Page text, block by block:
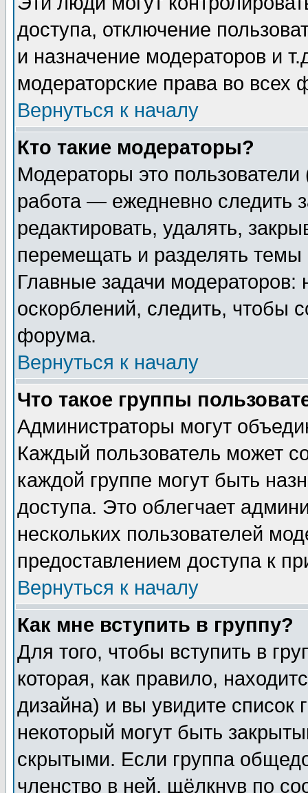
доступа, отключение
и назначение модераторов и
модераторские права во всех
Вернуться к началу
Кто такие модераторы?
Модераторы это
работа — ежедневно следить
редактировать, удалять,
перемещать и разделять
Главные задачи
оскорблений, следить, чтобы
форума.
Вернуться к началу
Что такое группы
Администраторы могут
Каждый пользователь может
каждой группе могут быть
доступа. Это облегчает
нескольких пользователей
предоставлением доступа к
Вернуться к началу
Как мне вступить в группу?
Для того, чтобы вступить в
которая, как правило,
дизайна) и вы увидите список
некоторый могут быть
скрытыми. Если группа
членство в ней, щёлкнув по